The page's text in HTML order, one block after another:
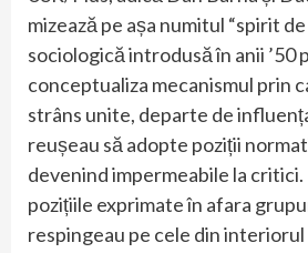
mizează pe așa numitul “spirit
sociologică introdusă în anii ’50
conceptualiza mecanismul prin
strâns unite, departe de
reușeau să adopte poziții
devenind impermeabile la
pozițiile exprimate în afara
respingeau pe cele din